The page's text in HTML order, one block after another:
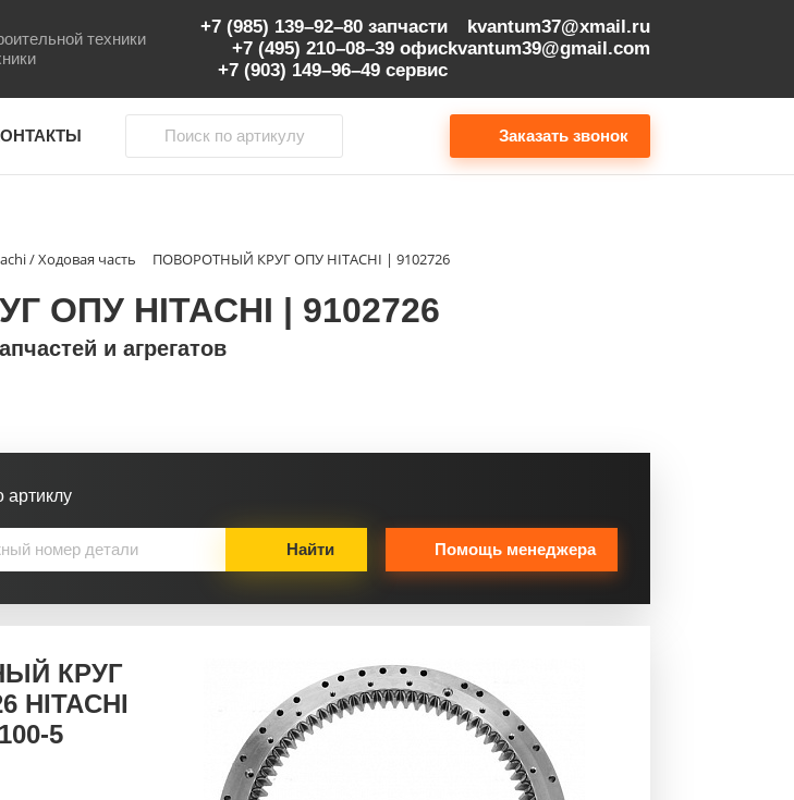
техники
+7 (985) 139–92–80 запчасти
+7 (495) 210–08–39 офис
+7 (903) 149–96–49 сервис
kvantum37@xmail.ru
kvantum39@gmail.com
Заказать звонок
/ Ходовая часть ПОВОРОТНЫЙ КРУГ ОПУ HITACHI | 9102726
ОПУ HITACHI | 9102726
и агрегатов
артиклу
Найти Помощь менеджера
КРУГ
HITACHI
5